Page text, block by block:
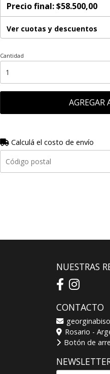
Precio final:$58.500,00
Ver cuotas y descuentos
Cantidad
AGREGAR
Calculá el costo de envío
NUESTRAS
CONTACTO
Rosario -
Botón de